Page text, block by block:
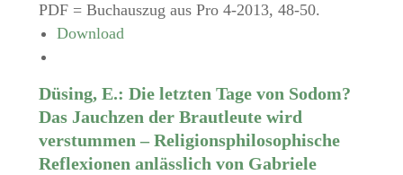
PDF = Buchauszug aus Pro 4-2013, 48-50.
Download
Düsing, E.: Die letzten Tage von Sodom?
Das Jauchzen der Brautleute wird
verstummen – Religionsphilosophische
Reflexionen anlässlich von Gabriele